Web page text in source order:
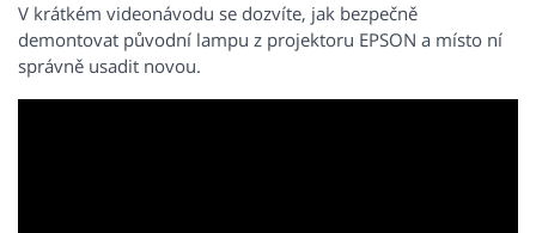
V krátkém videonávodu se dozvíte, jak bezpečně
demontovat původní lampu z projektoru EPSON a místo ní
správně usadit novou.